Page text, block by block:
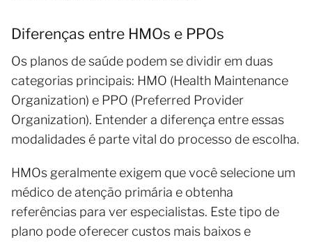
Diferenças entre HMOs e PPOs
Os planos de saúde podem se dividir em duas
categorias principais: HMO (Health Maintenance
Organization) e PPO (Preferred Provider
Organization). Entender a diferença entre essas
modalidades é parte vital do processo de escolha.
HMOs geralmente exigem que você selecione um
médico de atenção primária e obtenha
referências para ver especialistas. Este tipo de
plano pode oferecer custos mais baixos e